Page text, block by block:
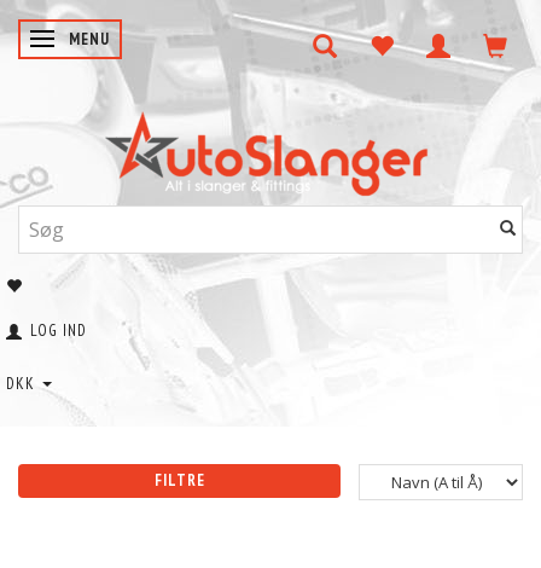
SKIFTE NAVIGATION
MENU
LOG IND
DKK
FILTRE